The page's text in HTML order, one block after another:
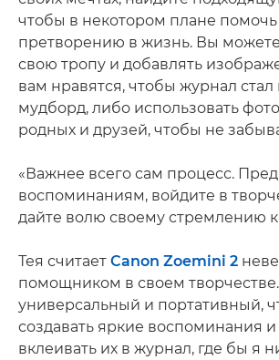
чтобы в некотором плане помочь
претворению в жизнь. Вы
свою тропу и добавлять
вам нравятся, чтобы журнал стал
мудборд, либо использовать
родных и друзей, чтобы не
«Важнее всего сам процесс.
воспоминаниям, войдите в
дайте волю своему стремлению к
Тея считает Canon Zoemini 2
помощником в своем
универсальный и портативный,
создавать яркие воспоминания и
вклеивать их в журнал, где бы я